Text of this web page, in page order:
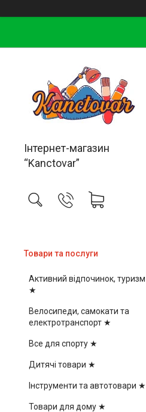
Інтернет-магазин
“Kanctovar”
Товари та послуги
Активний відпочинок, туризм
★
Велосипеди, самокати та
електротранспорт ★
Все для спорту ★
Дитячі товари ★
Інструменти та автотовари ★
Товари для дому ★